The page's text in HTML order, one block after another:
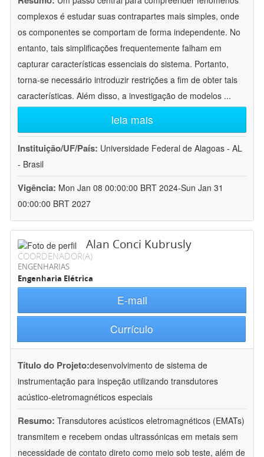
complexos é estudar suas contrapartes mais simples, onde
os componentes se comportam de forma independente. No
entanto, tais simplificações frequentemente falham em
capturar características essenciais do sistema. Portanto,
torna-se necessário introduzir restrições a fim de obter tais
características. Além disso, a investigação de modelos ...
leia mais
Instituição/UF/País: Universidade Federal de Alagoas - AL
- Brasil
Vigência: Mon Jan 08 00:00:00 BRT 2024-Sun Jan 31
00:00:00 BRT 2027
Alan Conci Kubrusly
COORDENADOR(A)
ENGENHARIAS
Engenharia Elétrica
E-mail
Currículo
Título do Projeto:desenvolvimento de sistema de
instrumentação para inspeção utilizando transdutores
acústico-eletromagnéticos especiais
Resumo: Transdutores acústicos eletromagnéticos (EMATs)
transmitem e recebem ondas ultrassónicas em metais sem
necessidade de contato direto como meio sob teste, além de